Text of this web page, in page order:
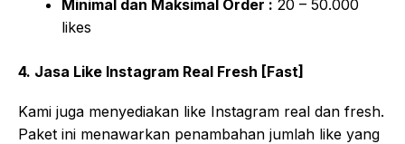
Minimal dan Maksimal Order : 20 – 50.000
likes
4. Jasa Like Instagram Real Fresh [Fast]
Kami juga menyediakan like Instagram real dan fresh.
Paket ini menawarkan penambahan jumlah like yang